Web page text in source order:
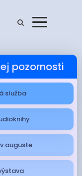
pozornosti
služba
auguste